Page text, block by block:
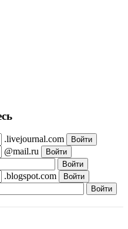
.livejournal.com
@mail.ru
.blogspot.com